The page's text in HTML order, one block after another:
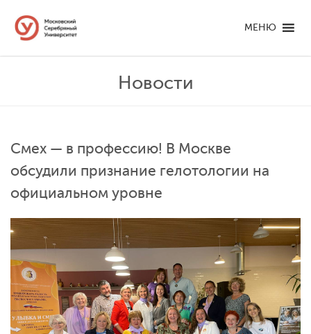
МЕНЮ
Новости
Смех — в профессию! В Москве
обсудили признание гелотологии на
официальном уровне